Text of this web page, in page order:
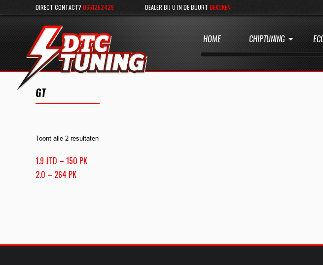
DIRECT CONTACT? 0651252429 DEALER BIJ U IN DE BUURT BEKIJKEN
HOME CHIPTUNING
GT
Toont alle 2 resultaten
1.9 JTD – 150 PK
2.0 – 264 PK